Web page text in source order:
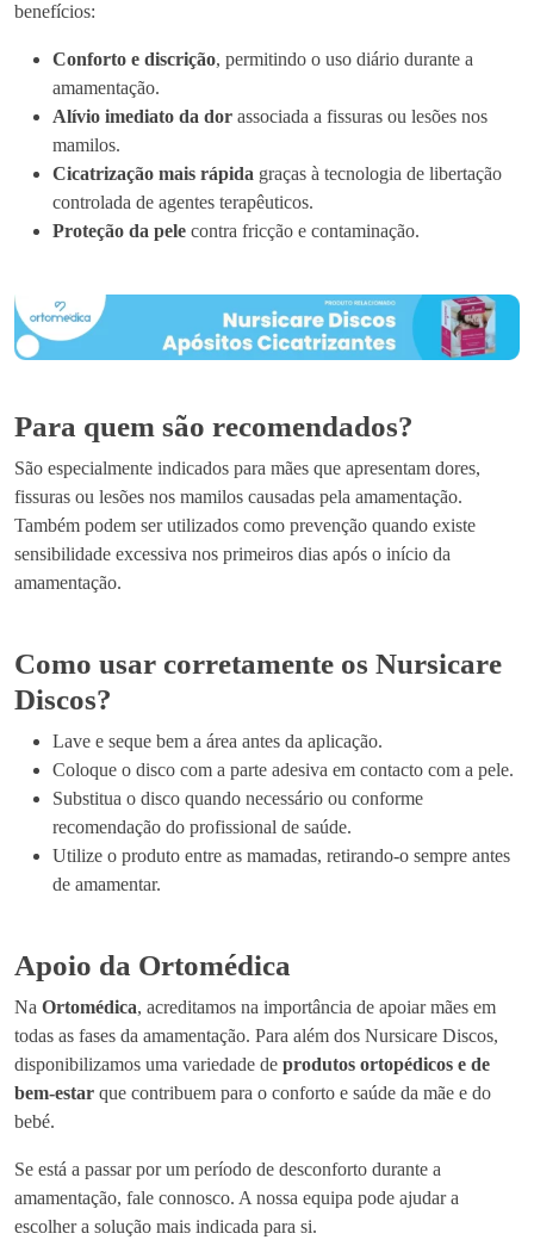
benefícios:
Conforto e discrição, permitindo o uso diário durante a
amamentação.
Alívio imediato da dor associada a fissuras ou lesões nos
mamilos.
Cicatrização mais rápida graças à tecnologia de libertação
controlada de agentes terapêuticos.
Proteção da pele contra fricção e contaminação.
Para quem são recomendados?
São especialmente indicados para mães que apresentam dores,
fissuras ou lesões nos mamilos causadas pela amamentação.
Também podem ser utilizados como prevenção quando existe
sensibilidade excessiva nos primeiros dias após o início da
amamentação.
Como usar corretamente os Nursicare
Discos?
Lave e seque bem a área antes da aplicação.
Coloque o disco com a parte adesiva em contacto com a pele.
Substitua o disco quando necessário ou conforme
recomendação do profissional de saúde.
Utilize o produto entre as mamadas, retirando-o sempre antes
de amamentar.
Apoio da Ortomédica
Na Ortomédica, acreditamos na importância de apoiar mães em
todas as fases da amamentação. Para além dos Nursicare Discos,
disponibilizamos uma variedade de produtos ortopédicos e de
bem-estar que contribuem para o conforto e saúde da mãe e do
bebé.
Se está a passar por um período de desconforto durante a
amamentação, fale connosco. A nossa equipa pode ajudar a
escolher a solução mais indicada para si.